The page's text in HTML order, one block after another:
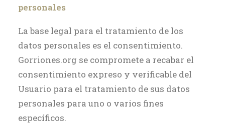
personales
La base legal para el tratamiento de los
datos personales es el consentimiento.
Gorriones.org se compromete a recabar el
consentimiento expreso y verificable del
Usuario para el tratamiento de sus datos
personales para uno o varios fines
específicos.